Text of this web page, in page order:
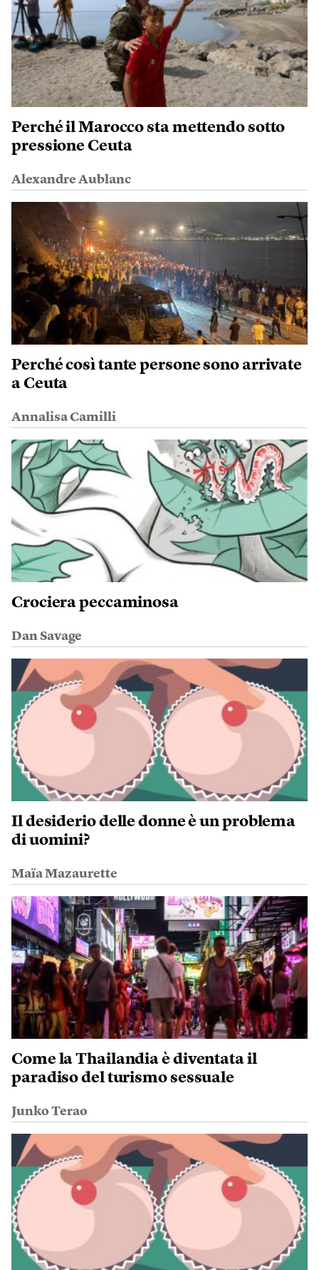
Perché il Marocco sta mettendo sotto
pressione Ceuta
Alexandre Aublanc
Perché così tante persone sono arrivate
a Ceuta
Annalisa Camilli
Crociera peccaminosa
Dan Savage
Il desiderio delle donne è un problema
di uomini?
Maïa Mazaurette
Come la Thailandia è diventata il
paradiso del turismo sessuale
Junko Terao